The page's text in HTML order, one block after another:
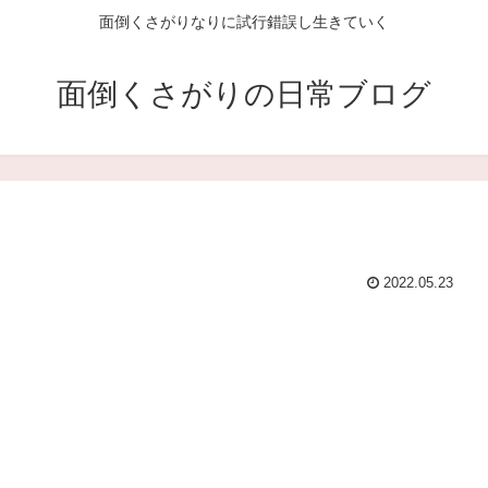
面倒くさがりなりに試行錯誤し生きていく
面倒くさがりの日常ブログ
2022.05.23